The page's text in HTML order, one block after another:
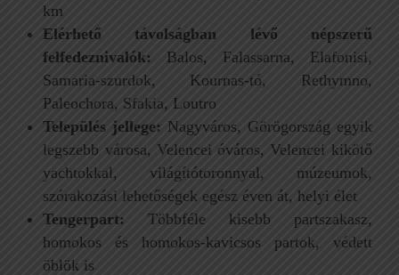
km
Elérhető távolságban lévő népszerű
felfedeznivalók: Balos, Falassarna, Elafonisi,
Samaria-szurdok, Kournas-tó, Rethymno,
Paleochora, Sfakia, Loutro
Település jellege: Nagyváros, Görögország egyik
legszebb városa, Velencei óváros, Velencei kikötő
yachtokkal, világítótoronnyal, múzeumok,
szórakozási lehetőségek egész éven át, helyi élet
Tengerpart:
Többféle kisebb partszakasz,
homokos és homokos-kavicsos partok, védett
öblök is